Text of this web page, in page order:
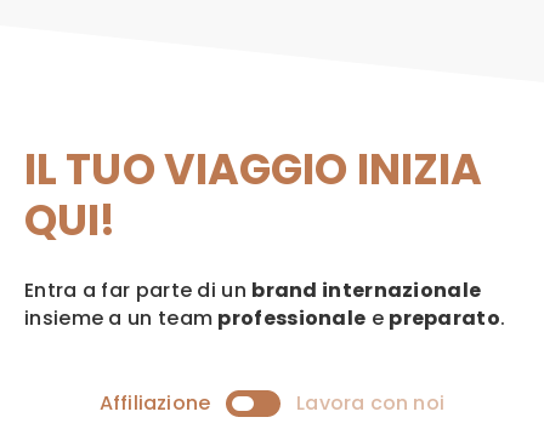
IL TUO VIAGGIO INIZIA
QUI!
Entra a far parte di un brand internazionale
insieme a un team professionale e preparato.
Affiliazione Lavora con noi